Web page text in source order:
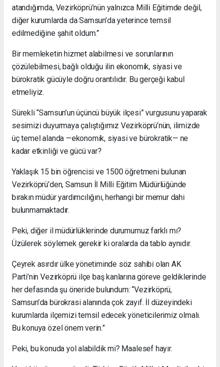
atandığımda, Vezirköprü’nün yalnızca Milli Eğitimde değil,
diğer kurumlarda da Samsun’da yeterince temsil
edilmediğine şahit oldum.”
Bir memleketin hizmet alabilmesi ve sorunlarının
çözülebilmesi, bağlı olduğu ilin ekonomik, siyasi ve
bürokratik gücüyle doğru orantılıdır. Bu gerçeği kabul
etmeliyiz.
Sürekli “Samsun’un üçüncü büyük ilçesi” vurgusunu yaparak
sesimizi duyurmaya çalıştığımız Vezirköprü’nün, ilimizde
üç temel alanda —ekonomik, siyasi ve bürokratik— ne
kadar etkinliği ve gücü var?
Yaklaşık 15 bin öğrencisi ve 1500 öğretmeni bulunan
Vezirköprü’den, Samsun İl Milli Eğitim Müdürlüğünde
bırakın müdür yardımcılığını, herhangi bir memur dahi
bulunmamaktadır.
Peki, diğer il müdürlüklerinde durumumuz farklı mı?
Üzülerek söylemek gerekir ki oralarda da tablo aynıdır.
Çeyrek asırdır ülke yönetiminde söz sahibi olan AK
Parti’nin Vezirköprü ilçe baş kanlarına göreve geldiklerinde
her defasında şu öneride bulundum: “Vezirköprü,
Samsun’da bürokrasi alanında çok zayıf. İl düzeyindeki
kurumlarda ilçemizi temsil edecek yöneticilerimiz olmalı.
Bu konuya özel önem verin.”
Peki, bu konuda yol alabildik mi? Maalesef hayır.